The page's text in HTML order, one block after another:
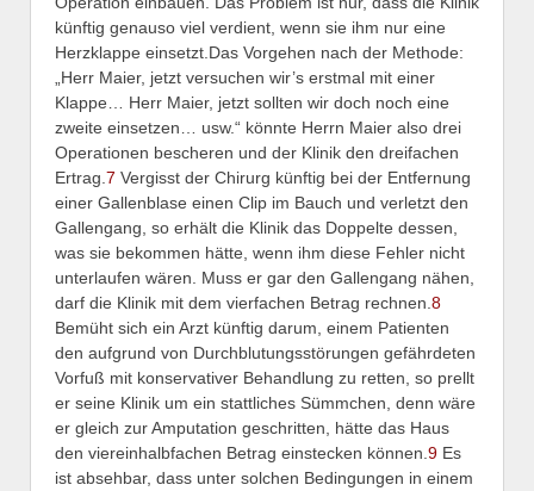
künftig genauso viel verdient, wenn sie ihm nur eine
Herzklappe einsetzt.Das Vorgehen nach der Methode:
„Herr Maier, jetzt versuchen wir’s erstmal mit einer
Klappe… Herr Maier, jetzt sollten wir doch noch eine
zweite einsetzen… usw.“ könnte Herrn Maier also drei
Operationen bescheren und der Klinik den dreifachen
Ertrag. 7 Vergisst der Chirurg künftig bei der Entfernung
einer Gallenblase einen Clip im Bauch und verletzt den
Gallengang, so erhält die Klinik das Doppelte dessen,
was sie bekommen hätte, wenn ihm diese Fehler nicht
unterlaufen wären. Muss er gar den Gallengang nähen,
darf die Klinik mit dem vierfachen Betrag rechnen. 8
Bemüht sich ein Arzt künftig darum, einem Patienten
den aufgrund von Durchblutungsstörungen gefährdeten
Vorfuß mit konservativer Behandlung zu retten, so prellt
er seine Klinik um ein stattliches Sümmchen, denn wäre
er gleich zur Amputation geschritten, hätte das Haus
den viereinhalbfachen Betrag einstecken können. 9 Es
ist absehbar, dass unter solchen Bedingungen in einem